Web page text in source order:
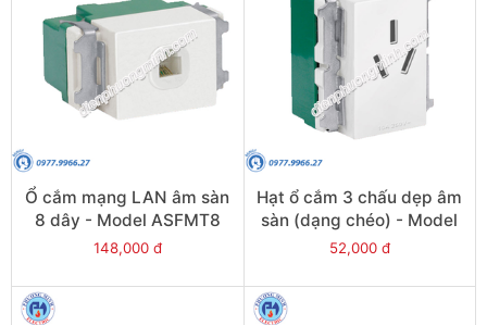
Ổ cắm mạng LAN âm sàn
8 dây - Model ASFMT8
148,000 đ
Hạt ổ cắm 3 chấu dẹp âm
sàn (dạng chéo) - Model
ASFMU10X
52,000 đ